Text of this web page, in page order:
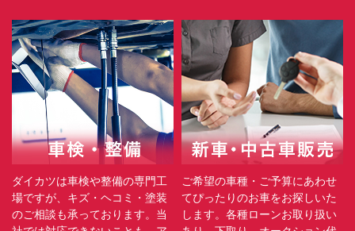
ダイカツは車検や整備の専門工
場ですが、キズ・ヘコミ・塗装
のご相談も承っております。当
ご希望の車種・ご予算にあわせ
てぴったりのお車をお探しいた
します。各種ローンお取り扱い